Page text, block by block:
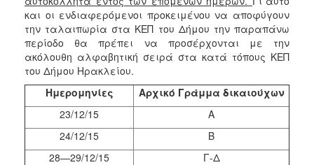
ΤΟΠΟΣ
ΠΟΛΙΤΙΣΜΟΣ
και οι ενδιαφερόμενοι προκειμένου να αποφύγουν
την ταλαιπωρία στα ΚΕΠ του Δήμου την παραπάνω
περίοδο θα πρέπει να προσέρχονται με την
ακόλουθη αλφαβητική σειρά στα κατά τόπους ΚΕΠ
του Δήμου Ηρακλείου.
Ημερομηνίες
Αρχικό Γράμμα δικαιούχων
23/12/15
Α
24/12/15
Β
28—29/12/15
Γ-Δ